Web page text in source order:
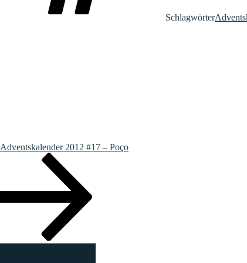
Schlagwörter
Adventskalender 2012 #17 – Poço